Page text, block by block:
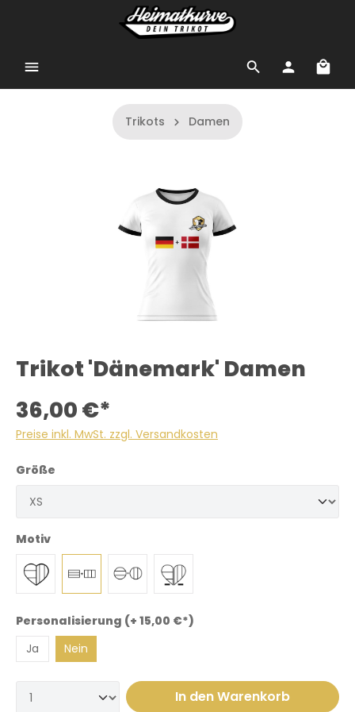
Trikots Damen
Trikot 'Dänemark' Damen
36,00 €*
Preise inkl. MwSt. zzgl. Versandkosten
Größe
Motiv
Personalisierung (+ 15,00 €*)
Ja
Nein
In den Warenkorb